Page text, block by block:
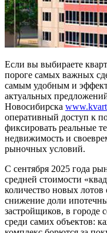
Если вы выбираете
пороге самых важных
самым удобным и
актуальных
Новосибирска
оперативный доступ к
фиксировать реальные
недвижимость и
рыночных условий.
С сентября 2025 года
средней стоимости
количество новых
снижение доли
застройщиков, в городе
среди самих объектов: